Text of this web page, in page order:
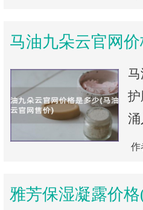
马油九朵云官网
涌
作
雅芳保湿凝露价